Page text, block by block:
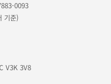
0093
기준)
V3K 3V8